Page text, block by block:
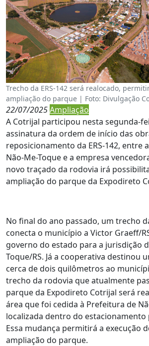
Trecho da ERS-142 será realocado,
ampliação do parque | Foto: Divulgação
22/07/2025Ampliação
A Cotrijal participou nesta segunda-
assinatura da ordem de início das
reposicionamento da ERS-142, entre
Não-Me-Toque e a empresa
novo traçado da rodovia irá
ampliação do parque da Expodireto
No final do ano passado, um trecho
conecta o município a Victor Graeff/
governo do estado para a jurisdição
Toque/RS. Já a cooperativa destinou
cerca de dois quilômetros ao
trecho da rodovia que atualmente
parque da Expodireto Cotrijal será
área que foi cedida à Prefeitura de
localizada dentro do
Essa mudança permitirá a execução
ampliação do parque.